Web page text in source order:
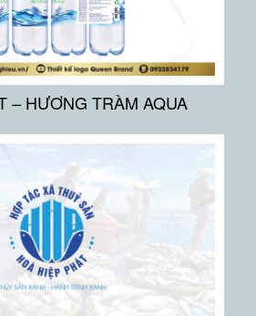
– HƯƠNG TRÀM AQUA